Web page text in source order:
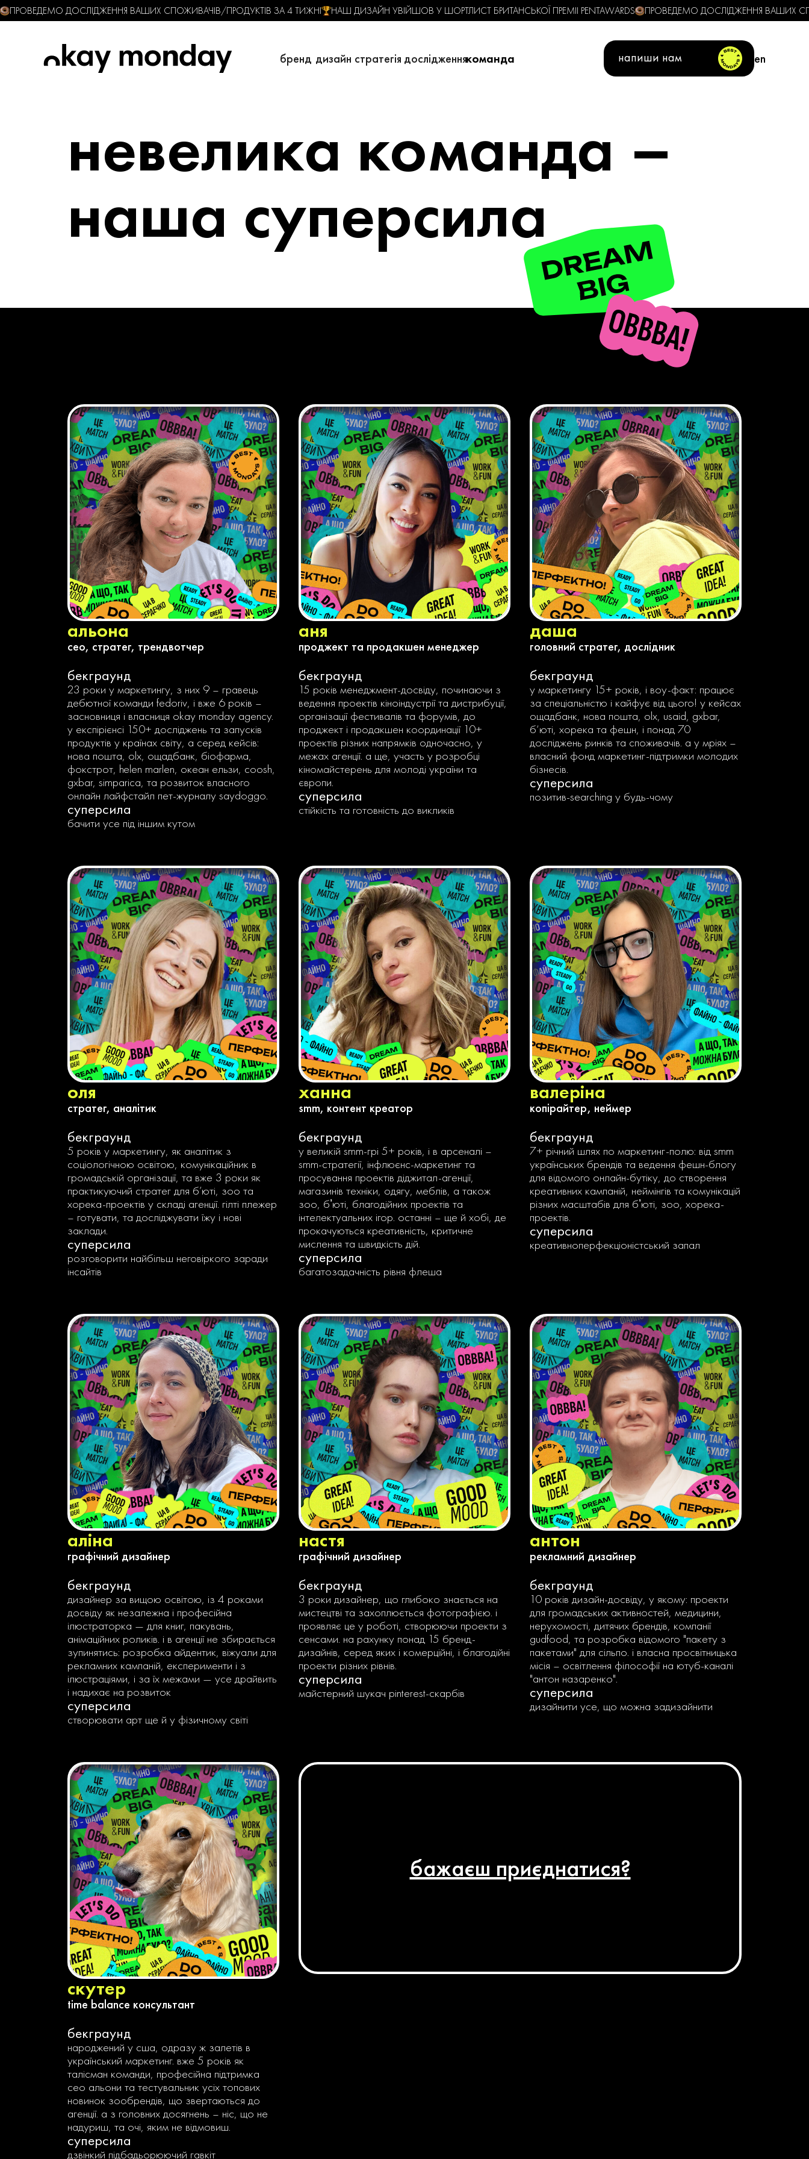
ПРОВЕДЕМО ДОСЛІДЖЕННЯ ВАШИХ СПОЖИВАЧІВ/ПРОДУКТІВ ЗА 4 ТИЖНІ НАШ ДИЗАЙН УВІЙШОВ У ШОРТЛИСТ БРИТАНСЬКОЇ ПРЕМІІ PENTAWARDS ПРОВЕДЕМО ДОСЛІДЖЕННЯ ВАШИХ
бренд дизайн стратегія дослідженнякоманда напиши нам en
невелика команда –
наша суперсила
альона
ceo, стратег, трендвотчер
бекграунд
23 роки у маркетингу, з них 9 – гравець
дебютної команди fedoriv, і вже 6 років –
засновниця і власниця okay monday agency.
у експірієнсі 150+ досліджень та запусків
продуктів у країнах світу, а серед кейсів:
нова пошта, olx, ощадбанк, біофарма,
фокстрот, helen marlen, океан ельзи, coosh,
gxbar, simparica, та розвиток власного
онлайн лайфстайл пет-журналу saydoggo.
суперсила
бачити усе під іншим кутом
аня
проджект та продакшен менеджер
бекграунд
15 років менеджмент-досвіду, починаючи з
ведення проектів кіноіндустрії та дистрибуції,
організації фестивалів та форумів, до
проджект і продакшен координації 10+
проектів різних напрямків одночасно, у
межах агенції. а ще, участь у розробці
кіномайстерень для молоді україни та
європи.
суперсила
стійкість та готовність до викликів
даша
головний стратег, дослідник
бекграунд
у маркетингу 15+ років, і воу-факт: працює
за спеціальністю і кайфує від цього! у кейсах
ощадбанк, нова пошта, olx, usaid, gxbar,
б‘юті, хорека та фешн, і понад 70
досліджень ринків та споживачів. а у мріях –
власний фонд маркетинг-підтримки молодих
бізнесів.
суперсила
позитив-searching у будь-чому
оля
стратег, аналітик
бекграунд
5 років у маркетингу, як аналітик з
соціологічною освітою, комунікаційник в
громадській організації, та вже 3 роки як
практикуючий стратег для б’юті, зоо та
хорека-проектів у складі агенції. гілті плежер
– готувати, та досліджувати їжу і нові
заклади.
суперсила
розговорити найбільш неговіркого заради
інсайтів
ханна
smm, контент креатор
бекграунд
у великій smm-грі 5+ років, і в арсеналі –
smm-стратегії, інфлюєнс-маркетинг та
просування проектів діджитал-агенції,
магазинів техніки, одягу, меблів, а також
зоо, бʼюті, благодійних проектів та
інтелектуальних ігор. останні – ще й хобі, де
прокачуються креативність, критичне
мислення та швидкість дій.
суперсила
багатозадачність рівня флеша
валеріна
копірайтер, неймер
бекграунд
7+ річний шлях по маркетинг-полю: від smm
українських брендів та ведення фешн-блогу
для відомого онлайн-бутіку, до створення
креативних кампаній, неймінгів та комунікацій
різних масштабів для бʼюті, зоо, хорека-
проектів.
суперсила
креативноперфекціоністський запал
аліна
графічний дизайнер
бекграунд
дизайнер за вищою освітою, із 4 роками
досвіду як незалежна і професійна
ілюстраторка — для книг, пакувань,
анімаційних роликів. і в агенції не збирається
зупинятись: розробка айдентик, віжуали для
рекламних кампаній, експерименти і з
ілюстраціями, і за їх межами — усе драйвить
і надихає на розвиток
суперсила
створювати арт ще й у фізичному світі
настя
графічний дизайнер
бекграунд
3 роки дизайнер, що глибоко знається на
мистецтві та захоплюється фотографією. і
проявляє це у роботі, створюючи проекти з
сенсами. на рахунку понад 15 бренд-
дизайнів, серед яких і комерційні, і благодійні
проекти різних рівнів.
суперсила
майстерний шукач pinterest-скарбів
антон
рекламний дизайнер
бекграунд
10 років дизайн-досвіду, у якому: проекти
для громадських активностей, медицини,
нерухомості, дитячих брендів, компанії
gudfood, та розробка відомого "пакету з
пакетами" для сільпо. і власна просвітницька
місія – освітлення філософії на ютуб-каналі
"антон назаренко".
суперсила
дизайнити усе, що можна задизайнити
скутер
time balance консультант
бекграунд
народжений у сша, одразу ж залетів в
український маркетинг. вже 5 років як
талісман команди, професійна підтримка
сео альони та тестувальник усіх топових
новинок зообрендів, що звертаються до
агенції. а з головних досягнень – ніс, що не
надуриш, та очі, яким не відмовиш.
суперсила
дзвінкий підбадьорюючий гавкіт
бажаєш приєднатися?